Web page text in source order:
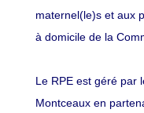
maternel(le)s et aux
à domicile de la
Le RPE est géré par
Montceaux en